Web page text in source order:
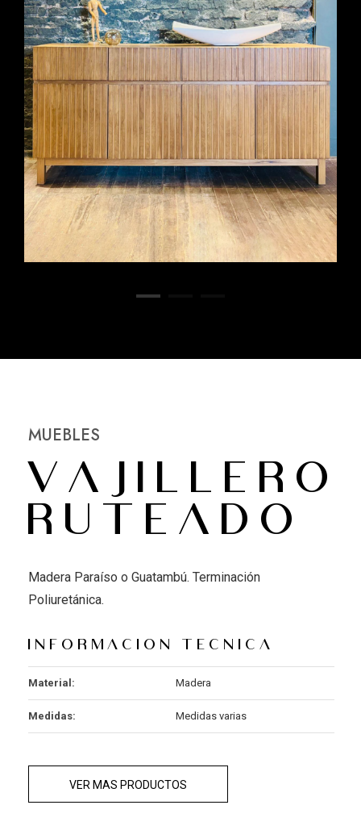
MUEBLES
Vajillero
Ruteado
Madera Paraíso o Guatambú. Terminación
Poliuretánica.
Informacion tecnica
Material: Madera
Medidas: Medidas varias
VER MAS PRODUCTOS